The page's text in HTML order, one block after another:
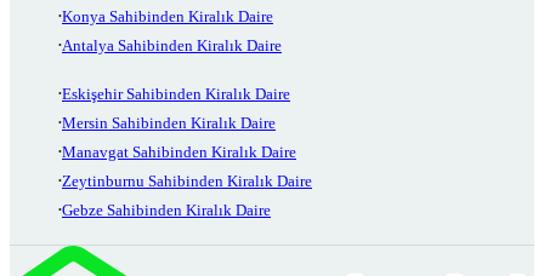
Konya Sahibinden Kiralık Daire
Antalya Sahibinden Kiralık Daire
Eskişehir Sahibinden Kiralık Daire
Mersin Sahibinden Kiralık Daire
Manavgat Sahibinden Kiralık Daire
Zeytinburnu Sahibinden Kiralık Daire
Gebze Sahibinden Kiralık Daire